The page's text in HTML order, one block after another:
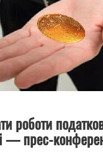
роботи
— прес-